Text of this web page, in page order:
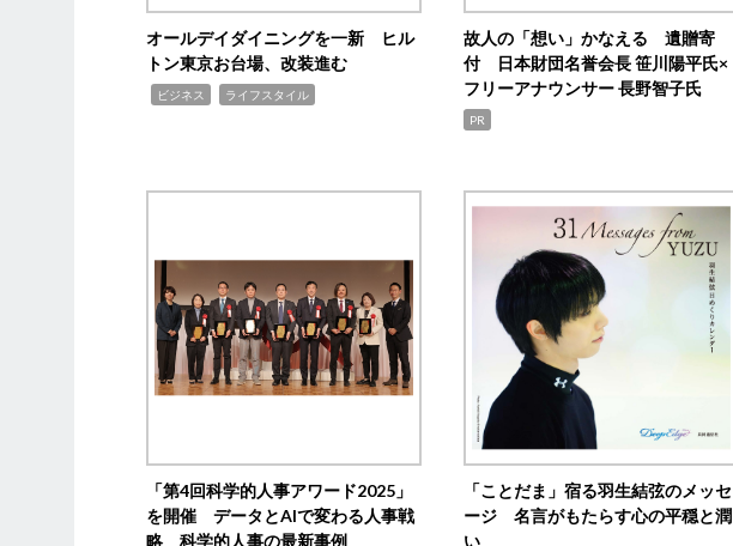
オールデイダイニングを一新 ヒル
トン東京お台場、改装進む
ビジネス ライフスタイル
故人の「想い」かなえる 遺贈寄
付 日本財団名誉会長 笹川陽平氏×
フリーアナウンサー 長野智子氏
PR
「第4回科学的人事アワード2025」
を開催 データとAIで変わる人事戦
略 科学的人事の最新事例
「ことだま」宿る羽生結弦のメッセ
ージ 名言がもたらす心の平穏と潤
い